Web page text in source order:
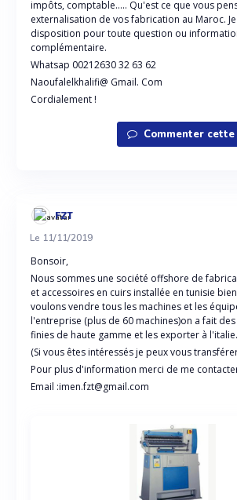
impôts, comptable..... Qu'est ce que vous
externalisation de vos fabrication au Maroc.
disposition pour toute question ou
complémentaire.
Whatsap 00212630 32 63 62
Naoufalelkhalifi@ Gmail. Com
Cordialement !
Commenter
FZT
Le 11/11/2019
Bonsoir,
Nous sommes une société offshore de
et accessoires en cuirs installée en tunisie
voulons vendre tous les machines et les
l'entreprise (plus de 60 machines)on a fait
finies de haute gamme et les exporter à l'italie.
(Si vous êtes intéressés je peux vous
Pour plus d'information merci de me
Email :imen.fzt@gmail.com